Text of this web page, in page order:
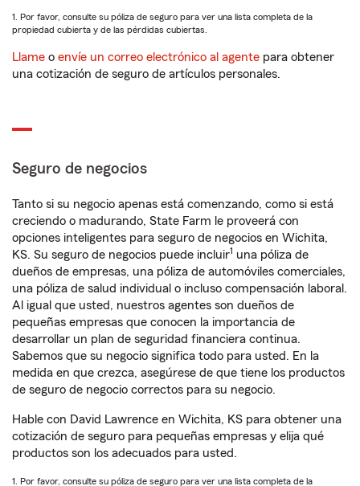
1. Por favor, consulte su póliza de seguro para ver una lista completa de la
propiedad cubierta y de las pérdidas cubiertas.
Llame o envíe un correo electrónico al agente para obtener
una cotización de seguro de artículos personales.
Seguro de negocios
Tanto si su negocio apenas está comenzando, como si está
creciendo o madurando, State Farm le proveerá con
opciones inteligentes para seguro de negocios en Wichita,
KS. Su seguro de negocios puede incluir1 una póliza de
dueños de empresas, una póliza de automóviles comerciales,
una póliza de salud individual o incluso compensación laboral.
Al igual que usted, nuestros agentes son dueños de
pequeñas empresas que conocen la importancia de
desarrollar un plan de seguridad financiera continua.
Sabemos que su negocio significa todo para usted. En la
medida en que crezca, asegúrese de que tiene los productos
de seguro de negocio correctos para su negocio.
Hable con David Lawrence en Wichita, KS para obtener una
cotización de seguro para pequeñas empresas y elija qué
productos son los adecuados para usted.
1. Por favor, consulte su póliza de seguro para ver una lista completa de la